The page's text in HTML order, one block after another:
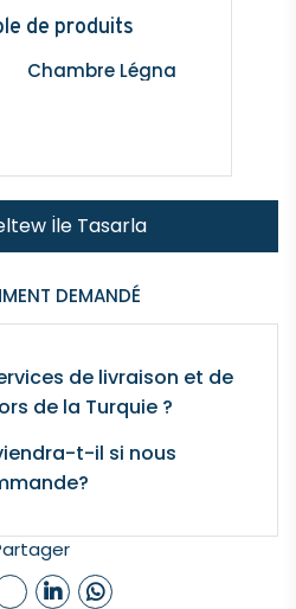
de produits
Chambre Légna
İle Tasarla
DEMANDÉ
de livraison et de
de la Turquie ?
t-il si nous